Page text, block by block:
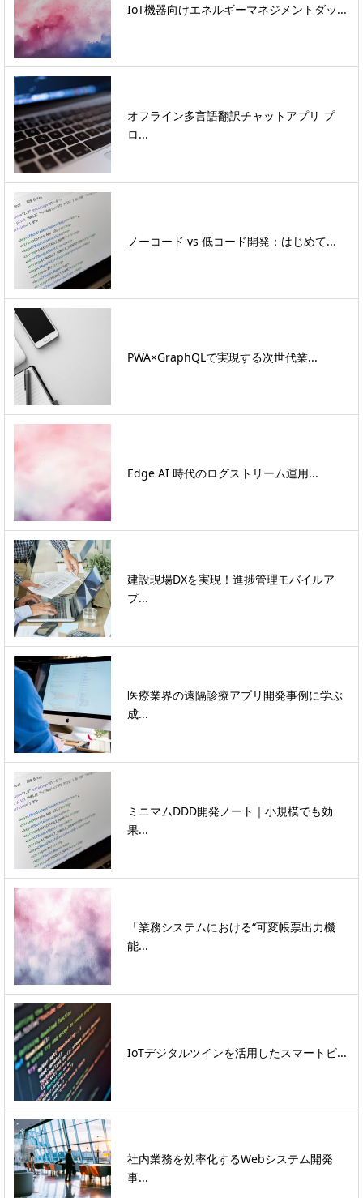
IoT機器向けエネルギーマネジメントダッ...
オフライン多言語翻訳チャットアプリ プ
ロ...
ノーコード vs 低コード開発：はじめて...
PWA×GraphQLで実現する次世代業...
Edge AI 時代のログストリーム運用...
建設現場DXを実現！進捗管理モバイルア
プ...
医療業界の遠隔診療アプリ開発事例に学ぶ
成...
ミニマムDDD開発ノート｜小規模でも効
果...
「業務システムにおける“可変帳票出力機
能...
IoTデジタルツインを活用したスマートビ...
社内業務を効率化するWebシステム開発
事...